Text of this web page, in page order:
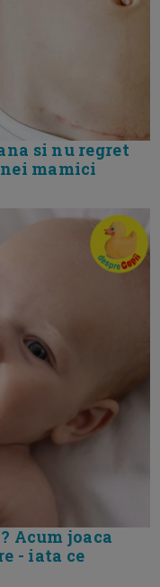
si nu regret
mamici
Acum joaca
- iata ce